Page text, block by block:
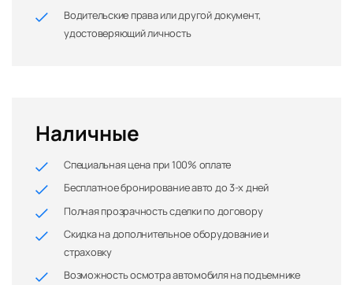
Водительские права или другой документ,
удостоверяющий личность
Наличные
Специальная цена при 100% оплате
Бесплатное бронирование авто до 3-х дней
Полная прозрачность сделки по договору
Скидка на дополнительное оборудование и
страховку
Возможность осмотра автомобиля на подъемнике